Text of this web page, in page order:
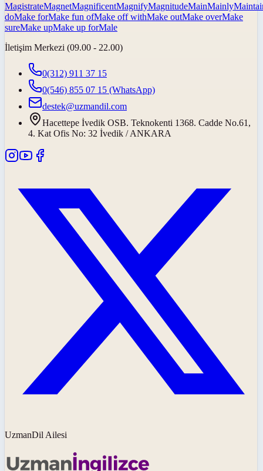
MagistrateMagnetMagnificentMagnifyMagnitudeMainMainly
doMake forMake fun ofMake off withMake outMake overMake
sureMake upMake up forMale
İletişim Merkezi (09.00 - 22.00)
0(312) 911 37 15
0(546) 855 07 15 (WhatsApp)
destek@uzmandil.com
Hacettepe İvedik OSB. Teknokenti 1368. Cadde No.61,
4. Kat Ofis No: 32 İvedik / ANKARA
UzmanDil Ailesi